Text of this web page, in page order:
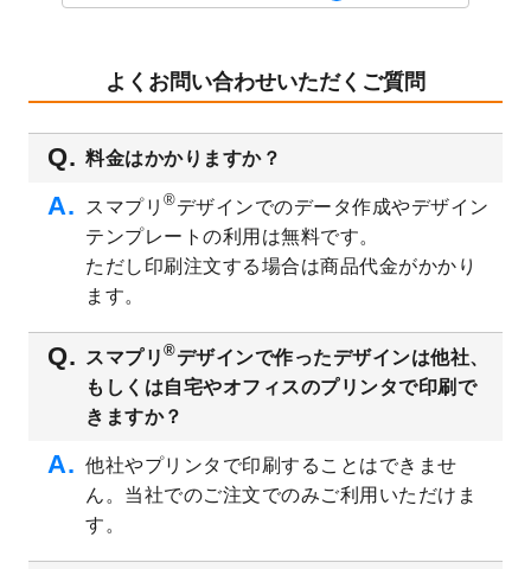
2023/9/1
2024年版1月始まりのカレンダーデザイン
オリジナルサイズ、変型サイズで作成でき
るようになりました！
2023/8/18
チケットのデザインテンプレートを追加し
ました。
2023/8/7
【新商品】チケット
が作成できるようにな
りました！
美容・エステのチラシデザインテンプレー
トを追加しました。
いたしました。
2023/6/12
うちわのデザインテンプレート
を公開いた
しました。
を公開いたしました。
2023/5/9
書類カバー（見積書表紙）のデザインテン
よくお問い合わせいただくご質問
料金はかかりますか？
スマプリ ®デザインでのデータ作成やデザイン
テンプレートの利用は無料です。
ただし印刷注文する場合は商品代金がかかり
ます。
スマプリ ®デザインで作ったデザインは他社、
もしくは自宅やオフィスのプリンタで印刷で
きますか？
他社やプリンタで印刷することはできませ
ん。当社でのご注文でのみご利用いただけま
す。